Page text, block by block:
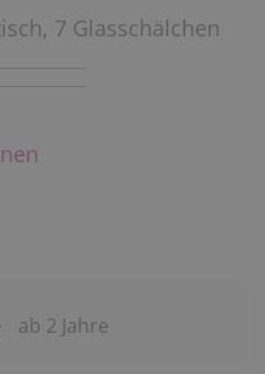
7 Glasschälchen
ab 2 Jahre